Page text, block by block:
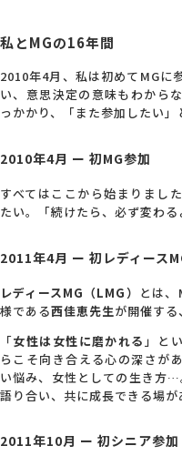
私とMGの16年間
2010年4月、私は初めてMGに
い、意思決定の意味もわから
っかかり、「また参加したい」
2010年4月 ー 初MG参加
すべてはここから始まりまし
たい。「続けたら、必ず変わる
2011年4月 ー 初レディース
レディースMG（LMG） とは
様である西佳恵先生が開催する
「女性は女性に磨かれる 」と
らこそ向き合える心の深さが
い悩み、女性としての生き方
語り合い、共に成長できる場が
2011年10月 ー 初シニア参加